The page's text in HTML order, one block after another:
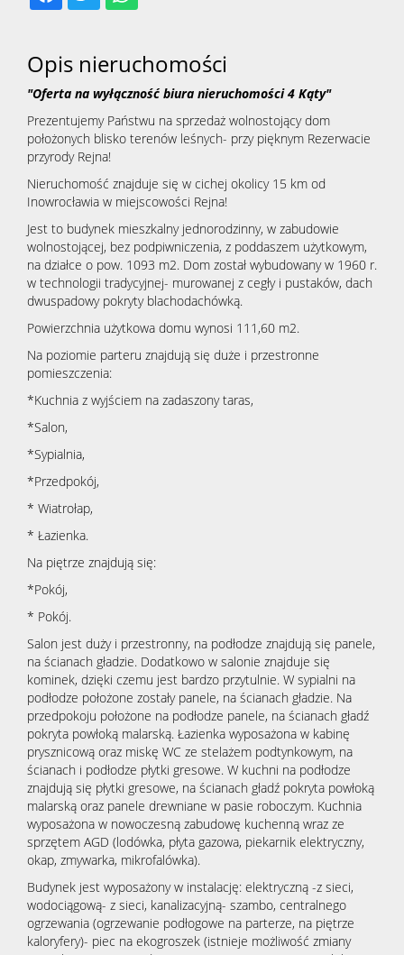
Opis nieruchomości
"Oferta na wyłączność biura nieruchomości 4 Kąty"
Prezentujemy Państwu na sprzedaż wolnostojący dom
położonych blisko terenów leśnych- przy pięknym Rezerwacie
przyrody Rejna!
Nieruchomość znajduje się w cichej okolicy 15 km od
Inowrocławia w miejscowości Rejna!
Jest to budynek mieszkalny jednorodzinny, w zabudowie
wolnostojącej, bez podpiwniczenia, z poddaszem użytkowym,
na działce o pow. 1093 m2. Dom został wybudowany w 1960 r.
w technologii tradycyjnej- murowanej z cegły i pustaków, dach
dwuspadowy pokryty blachodachówką.
Powierzchnia użytkowa domu wynosi 111,60 m2.
Na poziomie parteru znajdują się duże i przestronne
pomieszczenia:
*Kuchnia z wyjściem na zadaszony taras,
*Salon,
*Sypialnia,
*Przedpokój,
* Wiatrołap,
* Łazienka.
Na piętrze znajdują się:
*Pokój,
* Pokój.
Salon jest duży i przestronny, na podłodze znajdują się panele,
na ścianach gładzie. Dodatkowo w salonie znajduje się
kominek, dzięki czemu jest bardzo przytulnie. W sypialni na
podłodze położone zostały panele, na ścianach gładzie. Na
przedpokoju położone na podłodze panele, na ścianach gładź
pokryta powłoką malarską. Łazienka wyposażona w kabinę
prysznicową oraz miskę WC ze stelażem podtynkowym, na
ścianach i podłodze płytki gresowe. W kuchni na podłodze
znajdują się płytki gresowe, na ścianach gładź pokryta powłoką
malarską oraz panele drewniane w pasie roboczym. Kuchnia
wyposażona w nowoczesną zabudowę kuchenną wraz ze
sprzętem AGD (lodówka, płyta gazowa, piekarnik elektryczny,
okap, zmywarka, mikrofalówka).
Budynek jest wyposażony w instalację: elektryczną -z sieci,
wodociągową- z sieci, kanalizacyjną- szambo, centralnego
ogrzewania (ogrzewanie podłogowe na parterze, na piętrze
kaloryfery)- piec na ekogroszek (istnieje możliwość zmiany